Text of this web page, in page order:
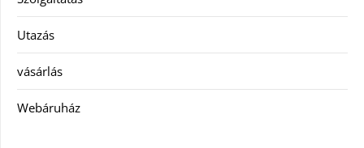
Utazás
vásárlás
Webáruház